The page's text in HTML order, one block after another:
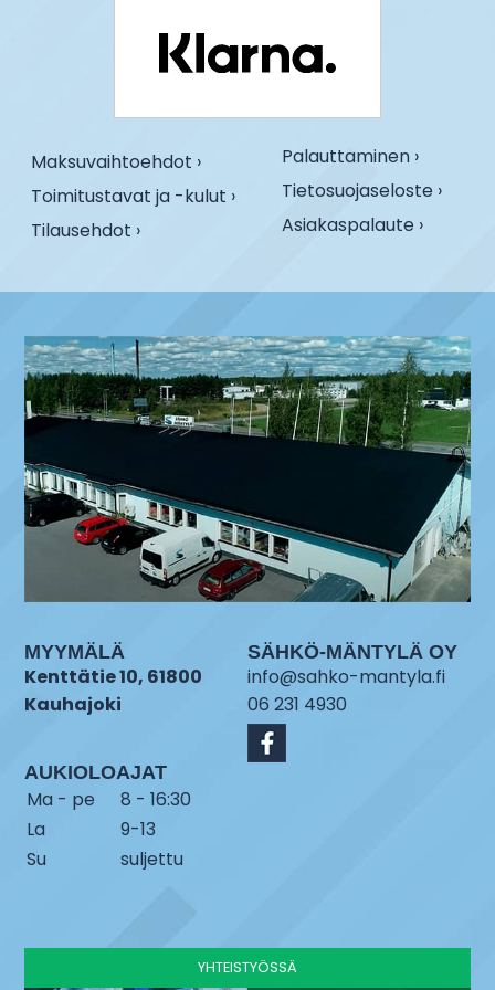
Maksuvaihtoehdot ›
Toimitustavat ja -kulut ›
Tilausehdot ›
Palauttaminen ›
Tietosuojaseloste ›
Asiakaspalaute ›
MYYMÄLÄ
Kenttätie 10, 61800
Kauhajoki
AUKIOLOAJAT
Ma - pe
8 - 16:30
La
9-13
Su
suljettu
SÄHKÖ-MÄNTYLÄ OY
info@sahko-mantyla.fi
06 231 4930
YHTEISTYÖSSÄ